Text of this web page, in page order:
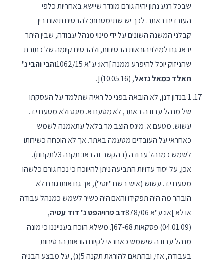
שבכל רגע נתון יהיה גורם מוגדר שיישא באחריות כלפי
העובדים באתר. לכך יש שתי מטרות: להבטיח תיאום בין
קבלני המשנה השונים על ידי מינוי מנהל עבודה, שבין היתר
ידאג גם למילוי הוראות הבטיחות, ולהבטיח קיומה של כתובת
שהניזוק יוכל להיפרע ממנה ]ראו: ע"א 1062/15
והבי והבי נ'
חאלד כמאל נזאל, (10.05.16)[.
1 בנדון דנן, לא הובאה בפני כל ראיה שתלמד על העסקתו
של מנהל עבודה באתר, לא מטעם א. מיגס ולא מטעם י.ד.
עשוש. מטעם א. מיגס הוצב מר בלאל עתאמנה לשמש
כאחראי על העובדים מטעמה באתר. אך לא הוכחה כשירותו
לשמש כמנהל עבודה (בהקשר זה ראו: תקנה 3לתקנות).
אכן, על יסוד עדויות התביעה ניתן להיווכח כי נכח גורם כלשהו
מטעם י.ד. עשוש (איש בשם "יוסי"), אך גם אותו גורם לא
הובהר מה היה תפקידו והאם היה כשיר לשמש כמנהל עבודה
או לא ]או: ע"א 878/06
דב טרויהפט נ' דוד עטיה,
(04.01.09) פסקאות 67-68[. משלא הוכח בענייננו כי מונה
מנהל עבודה שישמש כאחראי לקיום הוראות הבטיחות
בעבודה, אזי, ובהתאם להוראת תקנה 5(ג), על מבצע הבניה